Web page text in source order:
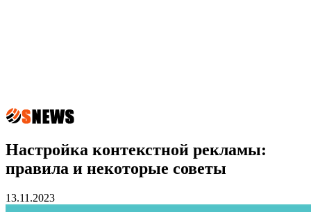
Настройка контекстной рекламы:
правила и некоторые советы
13.11.2023